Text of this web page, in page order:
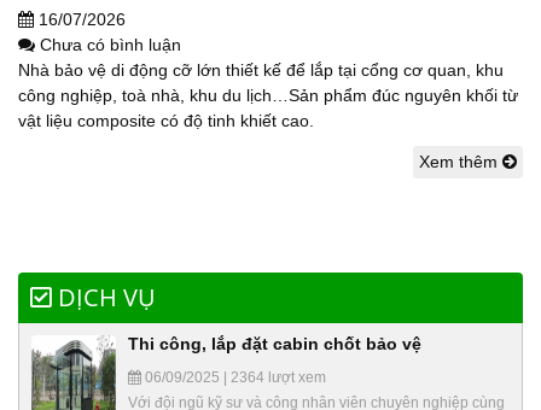
16/07/2026
Chưa có bình luận
Nhà bảo vệ di động cỡ lớn thiết kế để lắp tại cổng cơ quan, khu
công nghiệp, toà nhà, khu du lịch…Sản phẩm đúc nguyên khối từ
vật liệu composite có độ tinh khiết cao.
Xem thêm
DỊCH VỤ
Thi công, lắp đặt cabin chốt bảo vệ
06/09/2025 | 2364 lượt xem
Với đội ngũ kỹ sư và công nhân viên chuyên nghiệp cùng